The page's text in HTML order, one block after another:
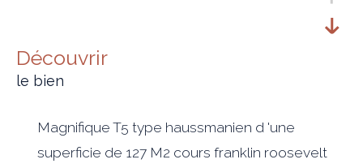
découvrir
le bien
Magnifique T5 type haussmanien d 'une
superficie de 127 M2 cours franklin roosevelt